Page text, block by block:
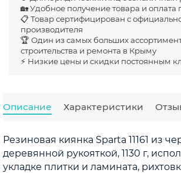
🏡 Удобное получение товара и оплата
📋 Товар сертифицирован с
производителя
🏆 Один из самых больших
строительства и ремонта в Крыму
⚡ Низкие цены и скидки постоянным
Описание Характеристики
Резиновая киянка Sparta 11161 из
деревянной рукояткой, 1130 г,
укладке плитки и ламината,